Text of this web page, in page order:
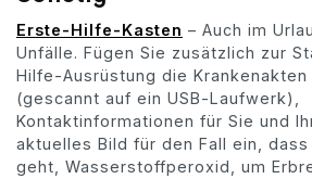
Erste-Hilfe-Kasten – Auch im
Unfälle. Fügen Sie zusätzlich zur
Hilfe-Ausrüstung die
(gescannt auf ein USB-Laufwerk),
Kontaktinformationen für Sie und
aktuelles Bild für den Fall ein, dass
geht, Wasserstoffperoxid, um